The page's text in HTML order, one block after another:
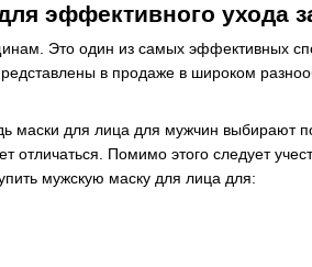
эффективного ухода
Это один из самых эффективных
в продаже в широком
для лица для мужчин выбирают по
отличаться. Помимо этого следует
мужскую маску для лица для: